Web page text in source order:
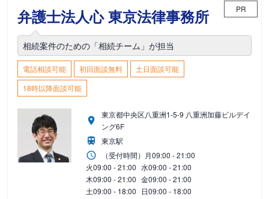
弁護士法人心 東京法律事務所 PR
相続案件のための「相続チーム」が担当
電話相談可能 初回面談無料
土日面談可能
18時以降面談可能
東京都中央区八重洲1-5-9 八重洲加藤ビルデイ
ング6F
東京駅
（受付時間） 月09:00 - 21:00
火09:00 - 21:00 水09:00 - 21:00
木09:00 - 21:00 金09:00 - 21:00
土09:00 - 18:00 日09:00 - 18:00